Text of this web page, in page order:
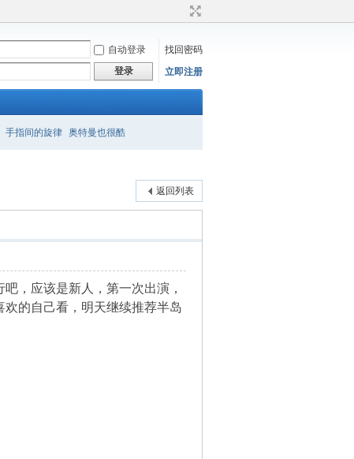
自动登录
找回密码
登录 立即注册
手指间的旋律 奥特曼也很酷
返回列表
，应该是新人，第一次出演，
的自己看，明天继续推荐半岛